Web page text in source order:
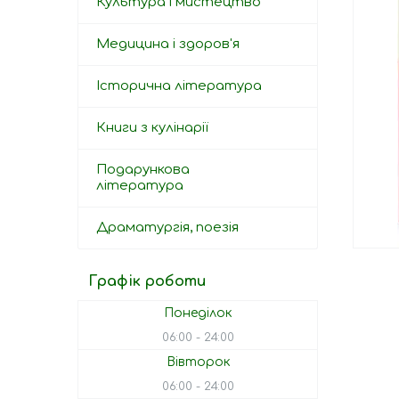
Медицина і здоров'я
Історична література
Книги з кулінарії
Подарункова
література
Драматургія, поезія
Графік роботи
Понеділок
06:00 24:00
Вівторок
06:00 24:00